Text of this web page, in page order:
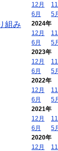
組み
12月
6月
5
2024年
12月
6月
5
2023年
12月
6月
5
2022年
12月
6月
5
2021年
12月
6月
5
2020年
12月